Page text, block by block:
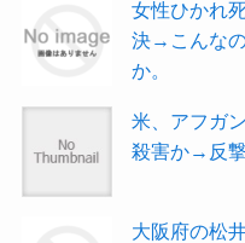
女性ひかれ
決→こんな
か。
米、アフガ
殺害か→反
大阪府の松